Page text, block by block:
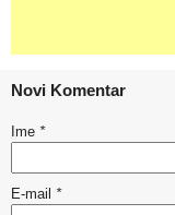
Novi Komentar
Ime *
E-mail *